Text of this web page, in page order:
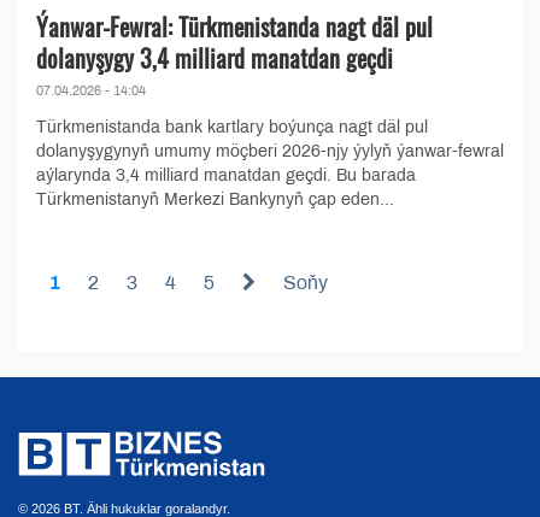
Ýanwar-Fewral: Türkmenistanda nagt däl pul
dolanyşygy 3,4 milliard manatdan geçdi
07.04.2026 - 14:04
Türkmenistanda bank kartlary boýunça nagt däl pul
dolanyşygynyň umumy möçberi 2026-njy ýylyň ýanwar-fewral
aýlarynda 3,4 milliard manatdan geçdi. Bu barada
Türkmenistanyň Merkezi Bankynyň çap eden...
1 2 3 4 5 Soňy
© 2026 BT. Ähli hukuklar goralandyr.